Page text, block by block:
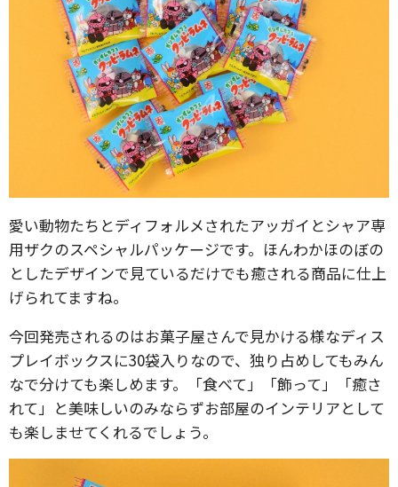
愛い動物たちとディフォルメされたアッガイとシャア専
用ザクのスペシャルパッケージです。ほんわかほのぼの
としたデザインで見ているだけでも癒される商品に仕上
げられてますね。
今回発売されるのはお菓子屋さんで見かける様なディス
プレイボックスに30袋入りなので、独り占めしてもみん
なで分けても楽しめます。「食べて」「飾って」「癒さ
れて」と美味しいのみならずお部屋のインテリアとして
も楽しませてくれるでしょう。